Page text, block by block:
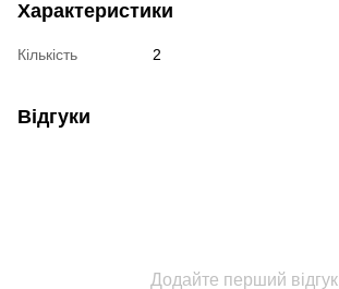
Характеристики
Кількість 2
Відгуки
Додайте перший відгук